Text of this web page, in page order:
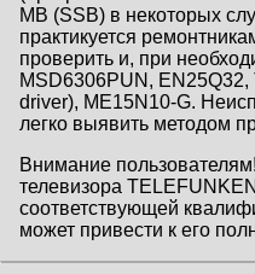
MB (SSB) в некоторых
практикуется
проверить и, при
MSD6306PUN,
driver), ME15N10-G.
легко выявить методом
Внимание
телевизора
соответствующей
может привести к его